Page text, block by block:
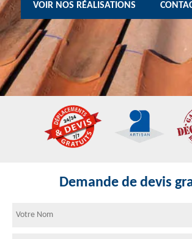
VOIR NOS RÉALISATIONS
Demande de devis